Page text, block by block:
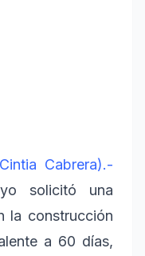
Cabrera).-
solicitó una
la construcción
a 60 días,